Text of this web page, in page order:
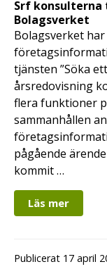
Srf konsulterna
Bolagsverket
Bolagsverket
tjänsten ”Söka
årsredovisning
flera funktioner
sammanhållen
pågående
kommit …
Läs mer
Publicerat 17 april